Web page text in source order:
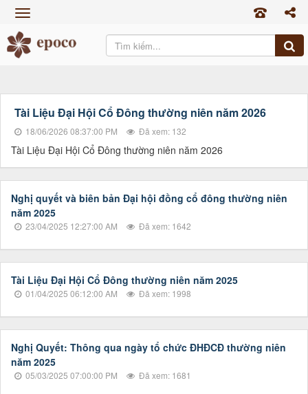
TRANG CHỦ
GIỚI THIỆU
TIN TỨC
CỔ ĐÔNG
TUYỂN DỤNG
LIÊN HỆ
Tài Liệu Đại Hội Cổ Đông thường niên năm 2026
18/06/2026 08:37:00 PM Đã xem: 132
Tài Liệu Đại Hội Cổ Đông thường niên năm 2026
Nghị quyết và biên bản Đại hội đồng cổ đông thường niên
năm 2025
23/04/2025 12:27:00 AM Đã xem: 1642
Tài Liệu Đại Hội Cổ Đông thường niên năm 2025
01/04/2025 06:12:00 AM Đã xem: 1998
Nghị Quyết: Thông qua ngày tổ chức ĐHĐCĐ thường niên
năm 2025
05/03/2025 07:00:00 PM Đã xem: 1681